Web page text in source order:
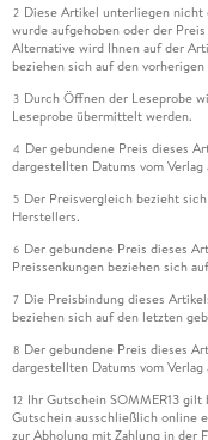
2 Diese Artikel unterliegen nicht
wurde aufgehoben oder der
Alternative wird Ihnen auf der
beziehen sich auf den vorherigen
3 Durch Öffnen der Leseprobe
Leseprobe übermittelt werden.
4 Der gebundene Preis dieses
dargestellten Datums vom Verlag
5 Der Preisvergleich bezieht
Herstellers.
6 Der gebundene Preis dieses
Preissenkungen beziehen sich
7 Die Preisbindung dieses
beziehen sich auf den letzten
8 Der gebundene Preis dieses
dargestellten Datums vom Verlag
12 Ihr Gutschein SOMMER13
Gutschein ausschließlich online
zur Abholung mit Zahlung in